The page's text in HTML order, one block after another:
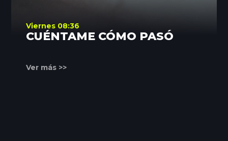
Viernes 08:36
CUÉNTAME CÓMO PASÓ
Ver más >>